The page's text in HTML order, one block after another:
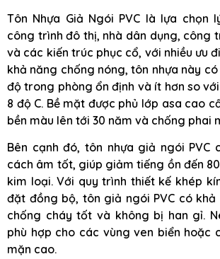
Tôn Nhựa Giả Ngói PVC là lựa chọn
công trình đô thị, nhà dân dụng, công
và các kiến trúc phục cổ, với nhiều ưu
khả năng chống nóng, tôn nhựa này
độ trong phòng ổn định và ít hơn so
8 độ C. Bề mặt được phủ lớp asa cao
bền màu lên tới 30 năm và chống phai
Bên cạnh đó, tôn nhựa giả ngói PVC
cách âm tốt, giúp giảm tiếng ồn đến
kim loại. Với quy trình thiết kế khép
đặt đồng bộ, tôn giả ngói PVC có khả
chống cháy tốt và không bị han gỉ.
phù hợp cho các vùng ven biển hoặc
mặn cao.